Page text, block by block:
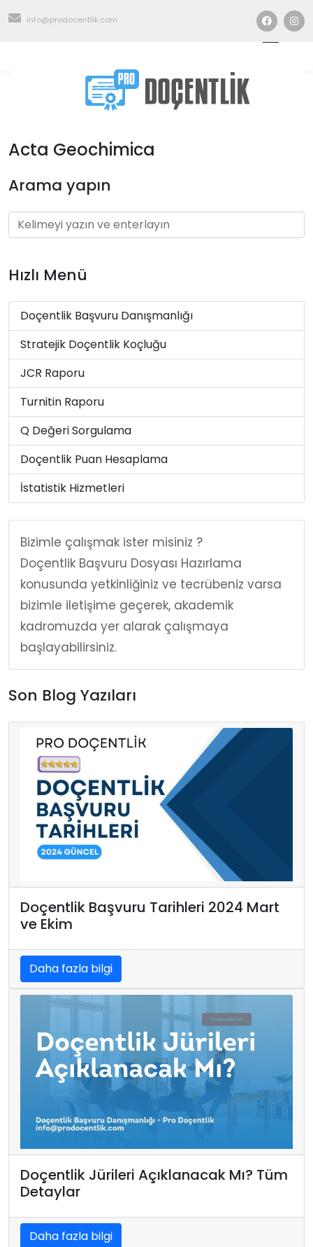
info@prodocentlik.com
Acta Geochimica
Arama yapın
Hızlı Menü
Doçentlik Başvuru Danışmanlığı
Stratejik Doçentlik Koçluğu
JCR Raporu
Turnitin Raporu
Q Değeri Sorgulama
Doçentlik Puan Hesaplama
İstatistik Hizmetleri
Bizimle çalışmak ister misiniz ?
Doçentlik Başvuru Dosyası Hazırlama
konusunda yetkinliğiniz ve tecrübeniz varsa
bizimle iletişime geçerek, akademik
kadromuzda yer alarak çalışmaya
başlayabilirsiniz.
Son Blog Yazıları
Doçentlik Başvuru Tarihleri 2024 Mart
ve Ekim
Daha fazla bilgi
Doçentlik Jürileri Açıklanacak Mı? Tüm
Detaylar
Daha fazla bilgi